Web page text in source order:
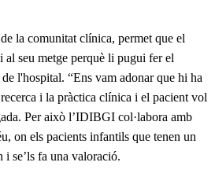
la comunitat clínica, permet que el
al seu metge perquè li pugui fer el
l'hospital. “Ens vam adonar que hi ha
i la pràctica clínica i el pacient vol
Per això l’IDIBGI col·labora amb
on els pacients infantils que tenen un
i se’ls fa una valoració.